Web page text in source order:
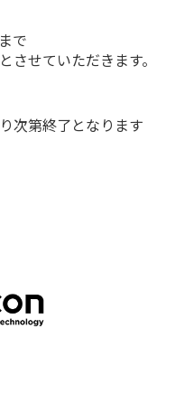
で
せていただきます。
次第終了となります